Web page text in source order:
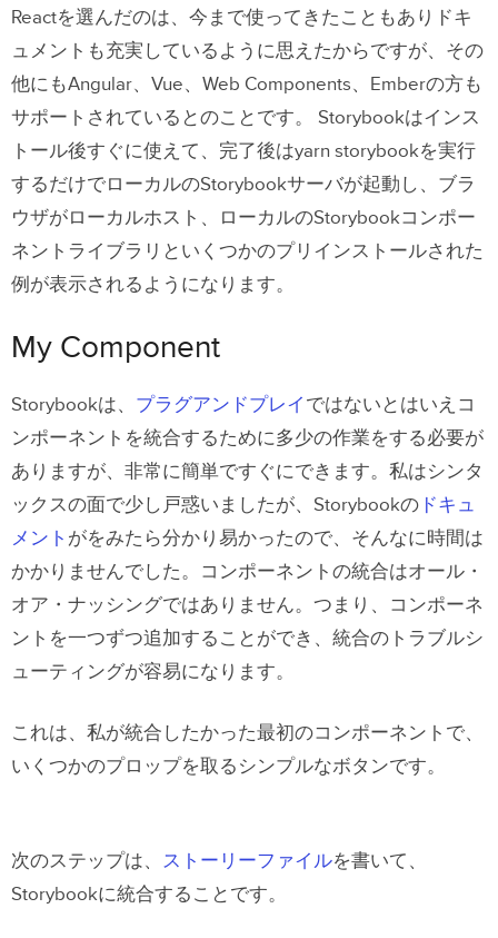
Reactを選んだのは、今まで使ってきたこともありドキ
ュメントも充実しているように思えたからですが、その
他にもAngular、Vue、Web Components、Emberの方も
サポートされているとのことです。 Storybookはインス
トール後すぐに使えて、完了後はyarn storybookを実行
するだけでローカルのStorybookサーバが起動し、ブラ
ウザがローカルホスト、ローカルのStorybookコンポー
ネントライブラリといくつかのプリインストールされた
例が表示されるようになります。
My Component
Storybookは、 プラグアンドプレイ ではないとはいえコ
ンポーネントを統合するために多少の作業をする必要が
ありますが、非常に簡単ですぐにできます。私はシンタ
ックスの面で少し戸惑いましたが、Storybookの ドキュ
メント がをみたら分かり易かったので、そんなに時間は
かかりませんでした。コンポーネントの統合はオール・
オア・ナッシングではありません。つまり、コンポーネ
ントを一つずつ追加することができ、統合のトラブルシ
ューティングが容易になります。
これは、私が統合したかった最初のコンポーネントで、
いくつかのプロップを取るシンプルなボタンです。
次のステップは、 ストーリーファイルを書いて、
Storybookに統合することです。